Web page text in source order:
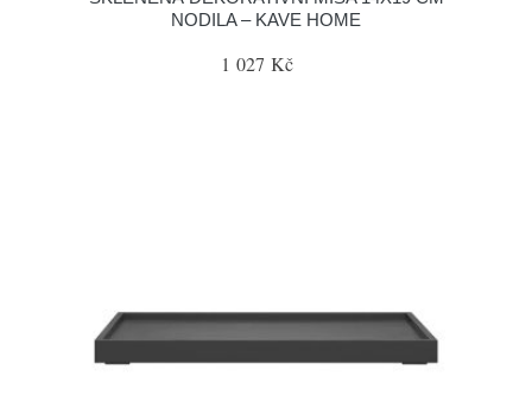
NODILA – KAVE HOME
1 027 Kč